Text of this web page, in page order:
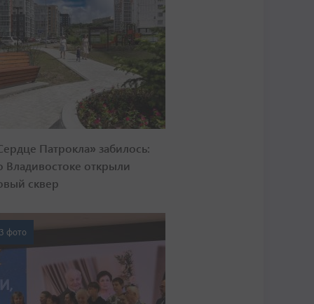
Патрокла» забилось:
Владивостоке открыли
сквер
фото